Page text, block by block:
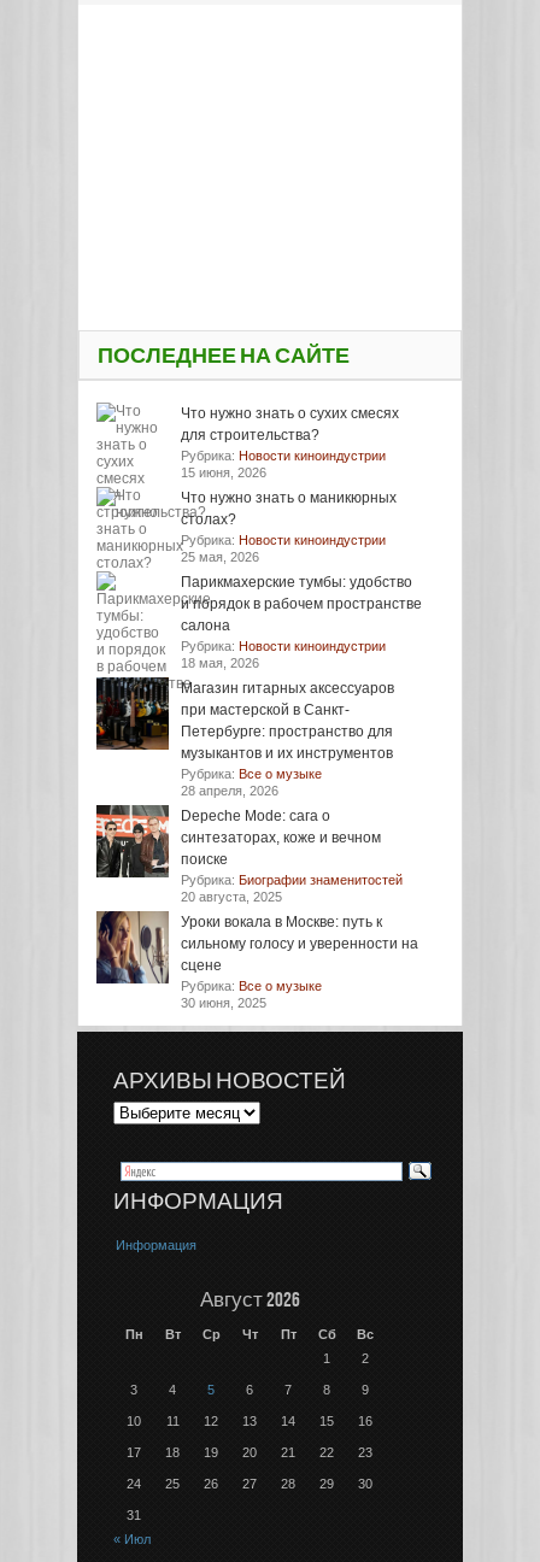
ПОСЛЕДНЕЕ НА САЙТЕ
Что нужно знать о сухих смесях
для строительства?
Рубрика: Новости киноиндустрии
15 июня, 2026
Что нужно знать о маникюрных
столах?
Рубрика: Новости киноиндустрии
25 мая, 2026
Парикмахерские тумбы: удобство
и порядок в рабочем пространстве
салона
Рубрика: Новости киноиндустрии
18 мая, 2026
Магазин гитарных аксессуаров
при мастерской в Санкт-
Петербурге: пространство для
музыкантов и их инструментов
Рубрика: Все о музыке
28 апреля, 2026
Depeche Mode: сага о
синтезаторах, коже и вечном
поиске
Рубрика: Биографии знаменитостей
20 августа, 2025
Уроки вокала в Москве: путь к
сильному голосу и уверенности на
сцене
Рубрика: Все о музыке
30 июня, 2025
АРХИВЫ НОВОСТЕЙ
ИНФОРМАЦИЯ
Информация
Август 2026
Пн Вт Ср Чт Пт Сб
Вс
1
2
3 4 5 6 7 8 9
10 11 12 13 14 15 16
17 18 19 20 21 22 23
24 25 26 27 28 29 30
31
« Июл